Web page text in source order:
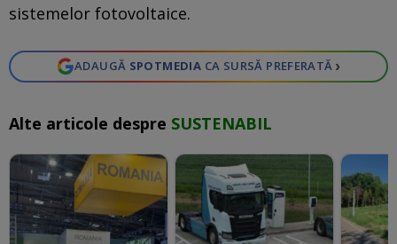
sistemelor fotovoltaice.
ADAUGĂ SPOTMEDIA CA SURSĂ PREFERATĂ ›
Alte articole despre SUSTENABIL